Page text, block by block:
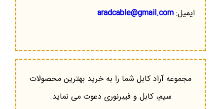
ایمیل: aradcable@gmail.com
مجموعه آراد کابل شما را به خرید بهترین محصولات
سیم، کابل و فیبرنوری دعوت می نماید.